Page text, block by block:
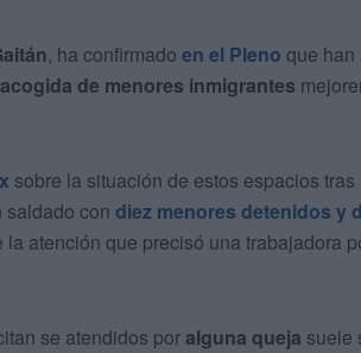
, ha confirmado en el Pleno que han
de menores inmigrantes
sobre la situación de estos espacios tras
saldado con diez menores detenidos y
la atención que precisó una trabajadora
se atendidos poralguna queja suele